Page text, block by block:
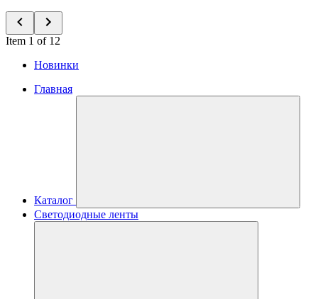
Item 1 of 12
Новинки
Главная
Каталог
Светодиодные ленты